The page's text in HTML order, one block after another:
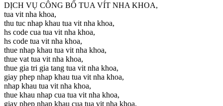
DỊCH VỤ CÔNG BỐ TUA VÍT NHA KHOA,
tua vit nha khoa,
thu tuc nhap khau tua vit nha khoa,
hs code cua tua vit nha khoa,
hs code tua vit nha khoa,
thue nhap khau tua vit nha khoa,
thue vat tua vit nha khoa,
thue gia tri gia tang tua vit nha khoa,
giay phep nhap khau tua vit nha khoa,
nhap khau tua vit nha khoa,
thue khau nhap cua tua vit nha khoa,
giay phep nhap khau cua tua vit nha khoa,